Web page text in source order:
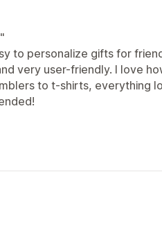
to personalize gifts for
very user-friendly. I love
to t-shirts, everything